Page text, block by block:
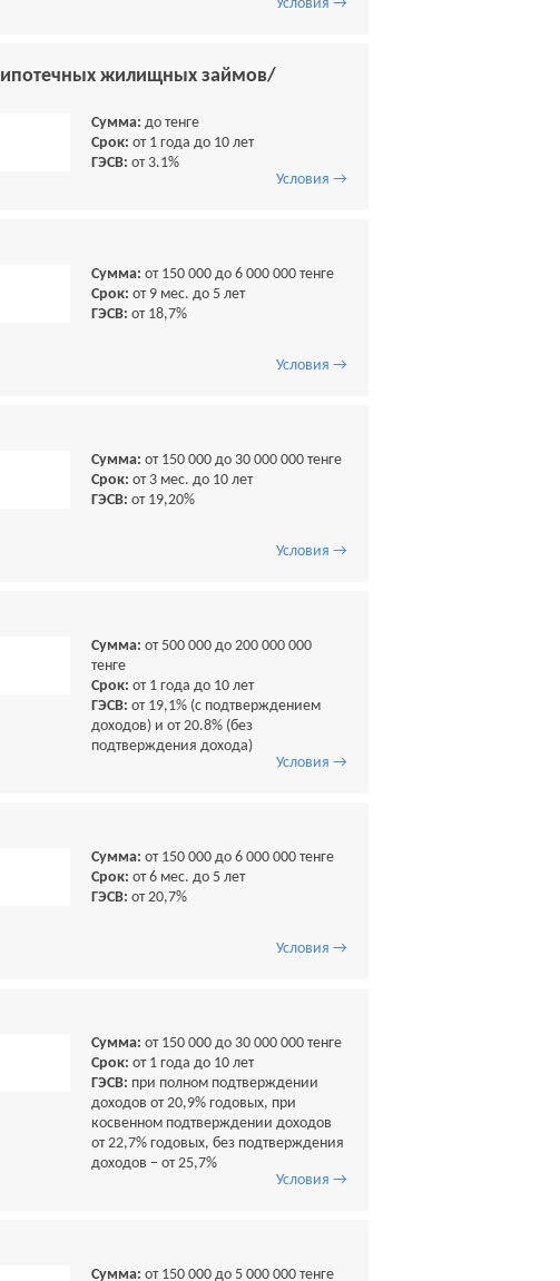
Условия →
ипотечных жилищных займов/
Сумма: до тенге
Срок: от 1 года до 10 лет
ГЭСВ: от 3.1%
Условия →
Сумма: от 150 000 до 6 000 000 тенге
Срок: от 9 мес. до 5 лет
ГЭСВ: от 18,7%
Условия →
Сумма: от 150 000 до 30 000 000 тенге
Срок: от 3 мес. до 10 лет
ГЭСВ: от 19,20%
Условия →
Сумма: от 500 000 до 200 000 000
тенге
Срок: от 1 года до 10 лет
ГЭСВ: от 19,1% (с подтверждением
доходов) и от 20.8% (без
подтверждения дохода)
Условия →
Сумма: от 150 000 до 6 000 000 тенге
Срок: от 6 мес. до 5 лет
ГЭСВ: от 20,7%
Условия →
Сумма: от 150 000 до 30 000 000 тенге
Срок: от 1 года до 10 лет
ГЭСВ: при полном подтверждении
доходов от 20,9% годовых, при
косвенном подтверждении доходов
от 22,7% годовых, без подтверждения
доходов – от 25,7%
Условия →
Сумма: от 150 000 до 5 000 000 тенге